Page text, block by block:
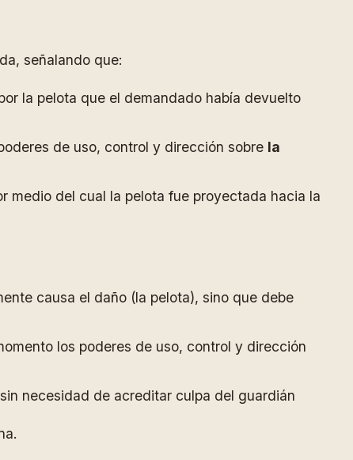
señalando que:
la pelota que el demandado había devuelto
de uso, control y dirección sobre la
medio del cual la pelota fue proyectada hacia la
causa el daño (la pelota), sino que debe
los poderes de uso, control y dirección
necesidad de acreditar culpa del guardián